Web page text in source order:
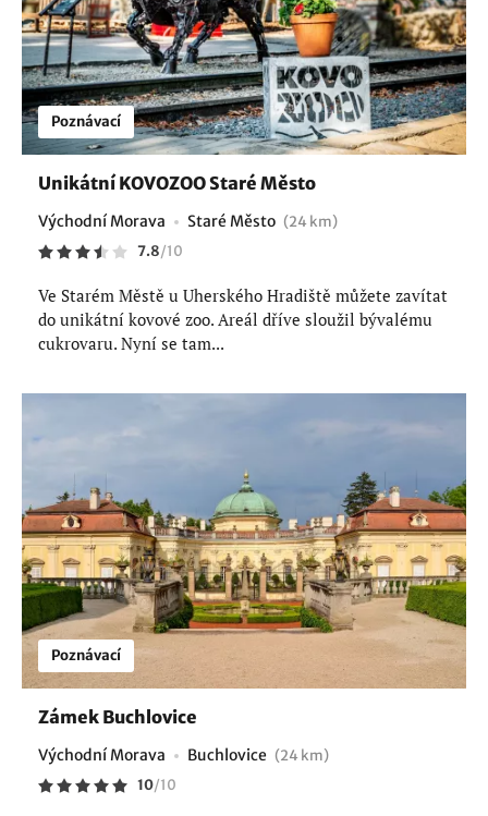
Poznávací
Unikátní KOVOZOO Staré Město
Východní Morava Staré Město (24 km)
7.8/10
Ve Starém Městě u Uherského Hradiště můžete zavítat
do unikátní kovové zoo. Areál dříve sloužil bývalému
cukrovaru. Nyní se tam...
Poznávací
Zámek Buchlovice
Východní Morava Buchlovice (24 km)
10/10